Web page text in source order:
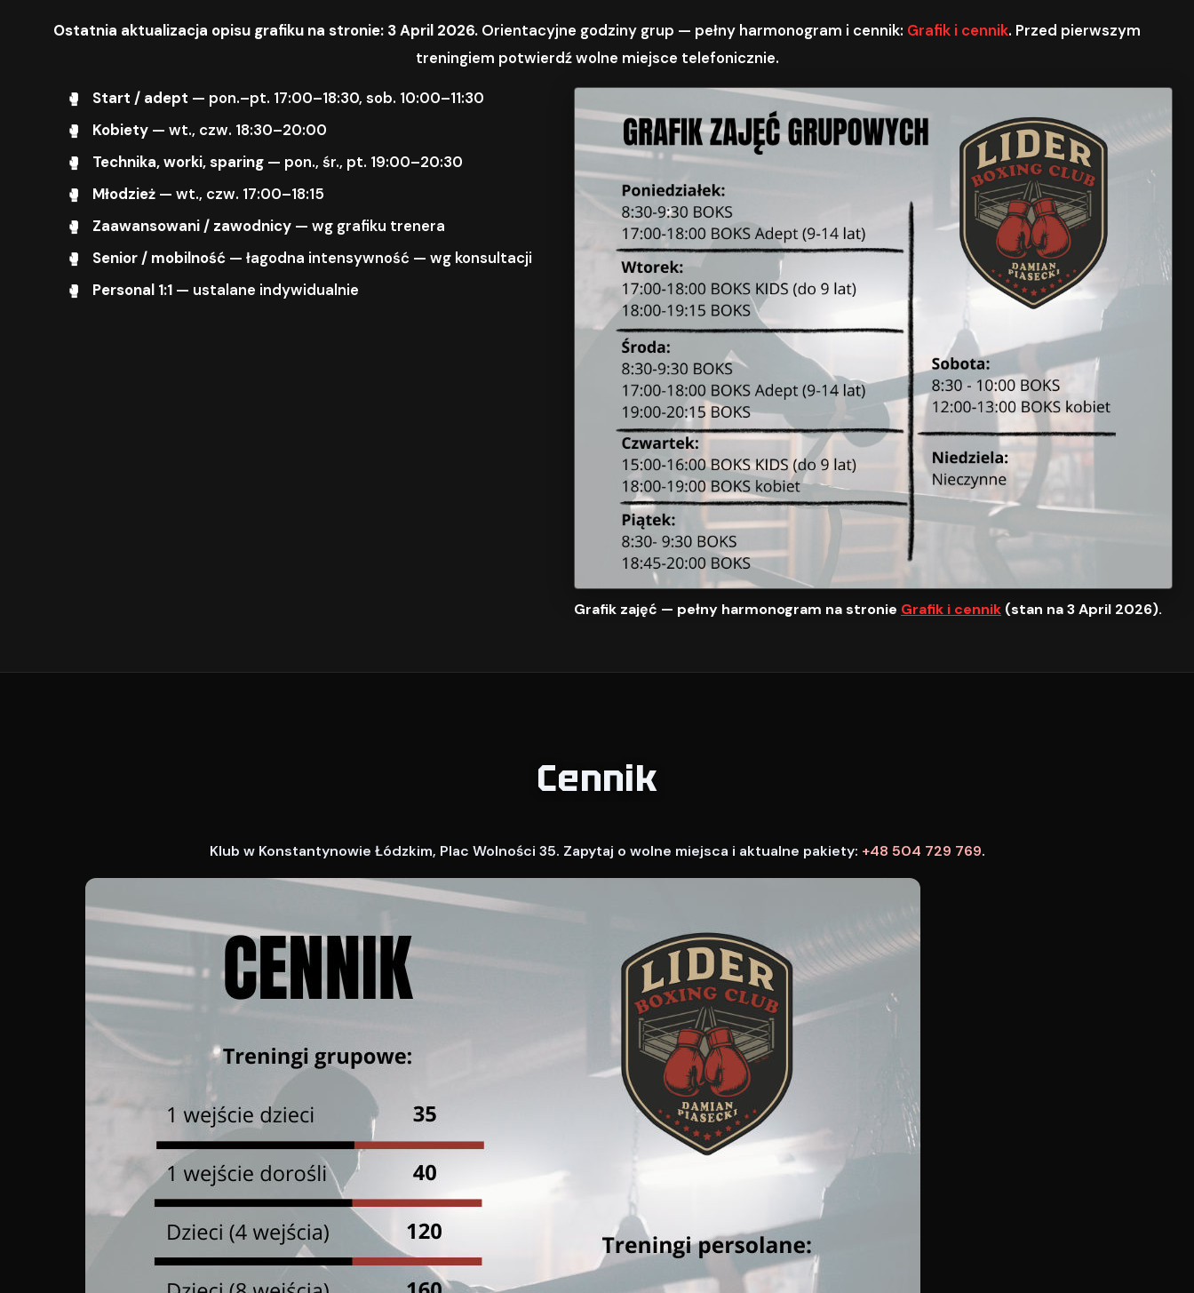
Ostatnia aktualizacja opisu grafiku na stronie: 3 April 2026. Orientacyjne godziny grup — pełny harmonogram i cennik: Grafik i cennik. Przed pierwszym
treningiem potwierdź wolne miejsce telefonicznie.
Start / adept — pon.–pt. 17:00–18:30, sob. 10:00–11:30
Kobiety — wt., czw. 18:30–20:00
Technika, worki, sparing — pon., śr., pt. 19:00–20:30
Młodzież — wt., czw. 17:00–18:15
Zaawansowani / zawodnicy — wg grafiku trenera
Senior / mobilność — łagodna intensywność — wg konsultacji
Personal 1:1 — ustalane indywidualnie
Grafik zajęć — pełny harmonogram na stronie Grafik i cennik (stan na 3 April 2026).
Cennik
Klub w Konstantynowie Łódzkim, Plac Wolności 35. Zapytaj o wolne miejsca i aktualne pakiety: +48 504 729 769.